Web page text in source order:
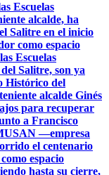
Escuelas
alcalde, ha
Salitre en el inicio
como espacio
Escuelas
Salitre, son ya
Histórico del
alcalde Ginés
para recuperar
a Francisco
—empresa
el centenario
espacio
hasta su cierre,